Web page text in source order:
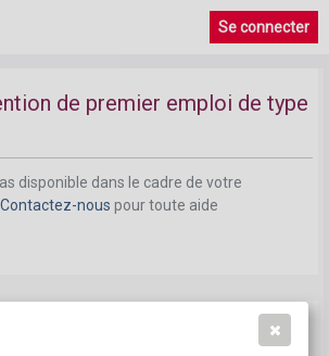
Se connecter
de premier emploi de type
disponible dans le cadre de votre
Contactez-nous pour toute aide
au niveau de l'entreprise